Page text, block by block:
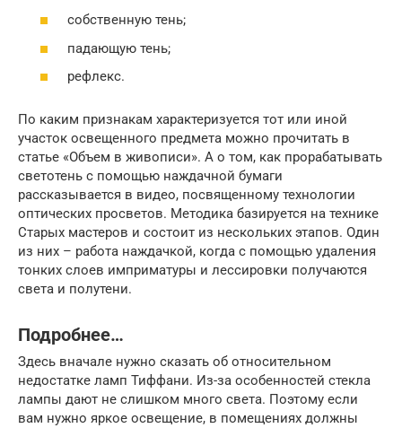
собственную тень;
падающую тень;
рефлекс.
По каким признакам характеризуется тот или иной
участок освещенного предмета можно прочитать в
статье «Объем в живописи». А о том, как прорабатывать
светотень с помощью наждачной бумаги
рассказывается в видео, посвященному технологии
оптических просветов. Методика базируется на технике
Старых мастеров и состоит из нескольких этапов. Один
из них – работа наждачкой, когда с помощью удаления
тонких слоев имприматуры и лессировки получаются
света и полутени.
Подробнее…
Здесь вначале нужно сказать об относительном
недостатке ламп Тиффани. Из-за особенностей стекла
лампы дают не слишком много света. Поэтому если
вам нужно яркое освещение, в помещениях должны